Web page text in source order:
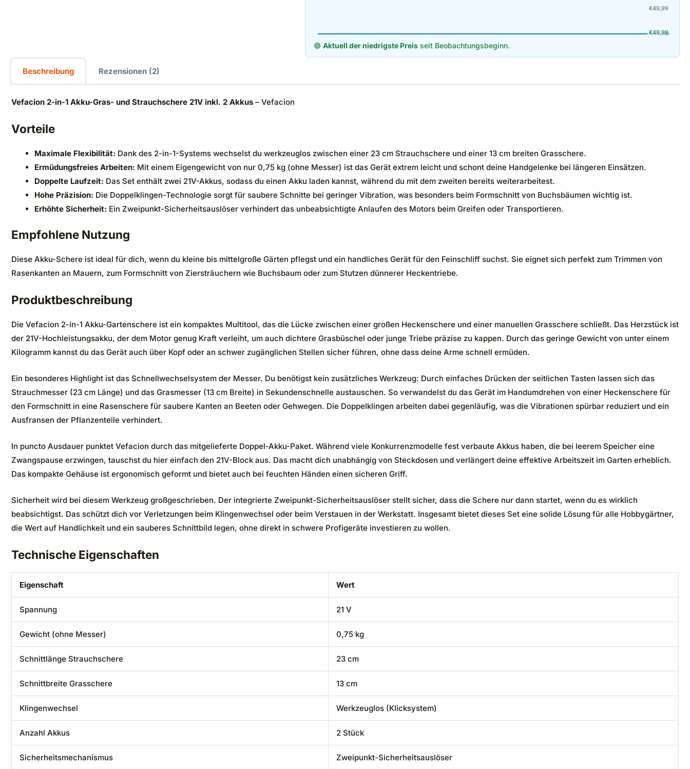
€49,99
€49,99
🟢 Aktuell der niedrigste Preisseit Beobachtungsbeginn.
Beschreibung Rezensionen (2)
Vefacion 2-in-1 Akku-Gras- und Strauchschere 21V inkl. 2 Akkus – Vefacion
Vorteile
Maximale Flexibilität: Dank des 2-in-1-Systems wechselst du werkzeuglos zwischen einer 23 cm Strauchschere und einer 13 cm breiten Grasschere.
Ermüdungsfreies Arbeiten: Mit einem Eigengewicht von nur 0,75 kg (ohne Messer) ist das Gerät extrem leicht und schont deine Handgelenke bei längeren Einsätzen.
Doppelte Laufzeit: Das Set enthält zwei 21V-Akkus, sodass du einen Akku laden kannst, während du mit dem zweiten bereits weiterarbeitest.
Hohe Präzision: Die Doppelklingen-Technologie sorgt für saubere Schnitte bei geringer Vibration, was besonders beim Formschnitt von Buchsbäumen wichtig ist.
Erhöhte Sicherheit: Ein Zweipunkt-Sicherheitsauslöser verhindert das unbeabsichtigte Anlaufen des Motors beim Greifen oder Transportieren.
Empfohlene Nutzung
Diese Akku-Schere ist ideal für dich, wenn du kleine bis mittelgroße Gärten pflegst und ein handliches Gerät für den Feinschliff suchst. Sie eignet sich perfekt zum Trimmen von
Rasenkanten an Mauern, zum Formschnitt von Ziersträuchern wie Buchsbaum oder zum Stutzen dünnerer Heckentriebe.
Produktbeschreibung
Die Vefacion 2-in-1 Akku-Gartenschere ist ein kompaktes Multitool, das die Lücke zwischen einer großen Heckenschere und einer manuellen Grasschere schließt. Das Herzstück ist
der 21V-Hochleistungsakku, der dem Motor genug Kraft verleiht, um auch dichtere Grasbüschel oder junge Triebe präzise zu kappen. Durch das geringe Gewicht von unter einem
Kilogramm kannst du das Gerät auch über Kopf oder an schwer zugänglichen Stellen sicher führen, ohne dass deine Arme schnell ermüden.
Ein besonderes Highlight ist das Schnellwechselsystem der Messer. Du benötigst kein zusätzliches Werkzeug: Durch einfaches Drücken der seitlichen Tasten lassen sich das
Strauchmesser (23 cm Länge) und das Grasmesser (13 cm Breite) in Sekundenschnelle austauschen. So verwandelst du das Gerät im Handumdrehen von einer Heckenschere für
den Formschnitt in eine Rasenschere für saubere Kanten an Beeten oder Gehwegen. Die Doppelklingen arbeiten dabei gegenläufig, was die Vibrationen spürbar reduziert und ein
Ausfransen der Pflanzenteile verhindert.
In puncto Ausdauer punktet Vefacion durch das mitgelieferte Doppel-Akku-Paket. Während viele Konkurrenzmodelle fest verbaute Akkus haben, die bei leerem Speicher eine
Zwangspause erzwingen, tauschst du hier einfach den 21V-Block aus. Das macht dich unabhängig von Steckdosen und verlängert deine effektive Arbeitszeit im Garten erheblich.
Das kompakte Gehäuse ist ergonomisch geformt und bietet auch bei feuchten Händen einen sicheren Griff.
Sicherheit wird bei diesem Werkzeug großgeschrieben. Der integrierte Zweipunkt-Sicherheitsauslöser stellt sicher, dass die Schere nur dann startet, wenn du es wirklich
beabsichtigst. Das schützt dich vor Verletzungen beim Klingenwechsel oder beim Verstauen in der Werkstatt. Insgesamt bietet dieses Set eine solide Lösung für alle Hobbygärtner,
die Wert auf Handlichkeit und ein sauberes Schnittbild legen, ohne direkt in schwere Profigeräte investieren zu wollen.
Technische Eigenschaften
Eigenschaft Wert
Spannung 21 V
Gewicht (ohne Messer) 0,75 kg
Schnittlänge Strauchschere 23 cm
Schnittbreite Grasschere 13 cm
Klingenwechsel Werkzeuglos (Klicksystem)
Anzahl Akkus 2 Stück
Sicherheitsmechanismus Zweipunkt-Sicherheitsauslöser